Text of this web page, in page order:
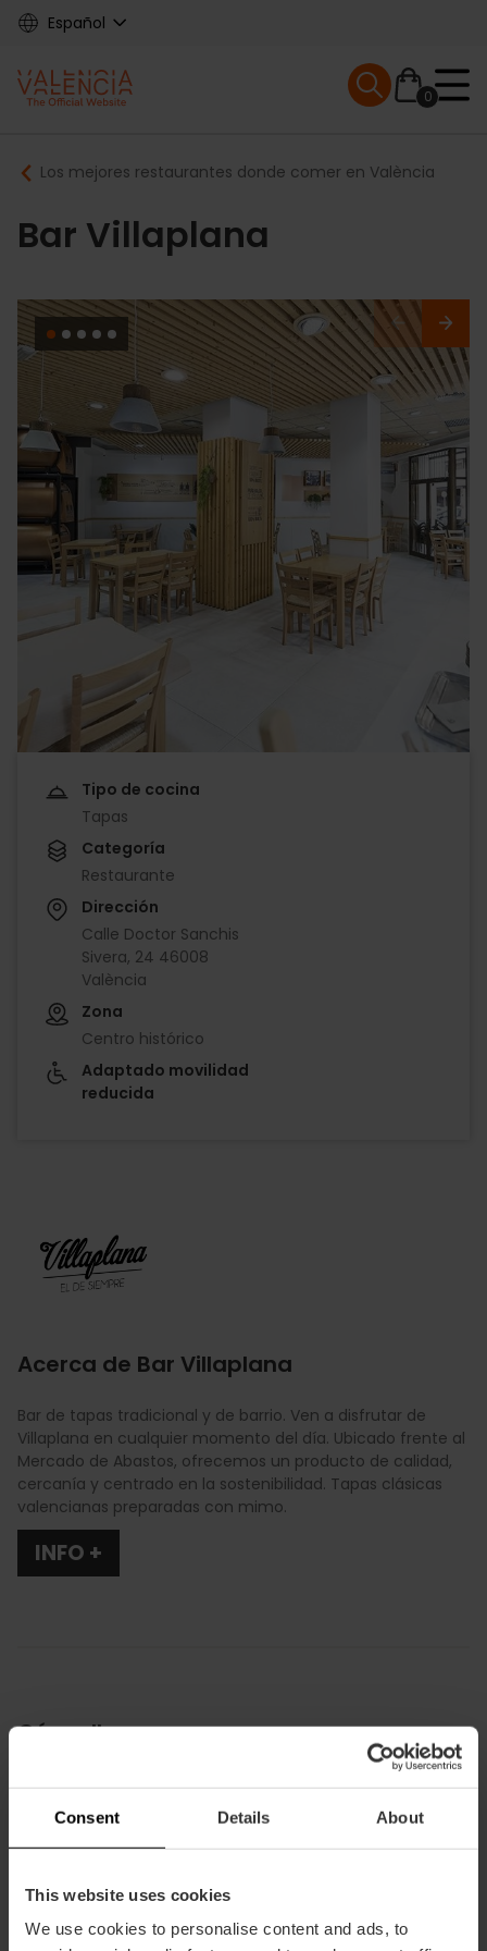
Consent Details About
This website uses cookies
We use cookies to personalise content and ads, to
Skip
content
Español
Main
navigation
0
Mobile menu
Breadcrumb
Los mejores restaurantes donde comer en València
Bar Villaplana
Tipo de cocina
Tapas
Categoría
Restaurante
Dirección
Calle Doctor Sanchis
Sivera, 24 46008
València
Zona
Centro histórico
Adaptado movilidad
reducida
Acerca de Bar Villaplana
Bar de tapas tradicional y de barrio. Ven a disfrutar de
Villaplana en cualquier momento del día. Ubicado frente al
Mercado de Abastos, ofrecemos un producto de calidad,
cercanía y centrado en la sostenibilidad. Tapas clásicas
valencianas preparadas con mimo.
INFO +
Cómo llegar
Metro
L1,L2,L3,L5,
Bus
Calle Doctor Sanchis Sivera, 24 46008 València